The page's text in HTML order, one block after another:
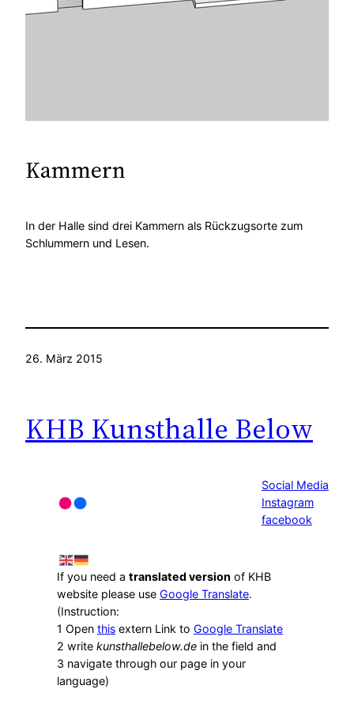
Kammern
In der Halle sind drei Kammern als Rückzugsorte zum
Schlummern und Lesen.
26. März 2015
KHB Kunsthalle Below
Social Media
Instagram
facebook
If you need a translated version of KHB
website please use Google Translate.
(Instruction:
1 Open this extern Link to Google Translate
2 write kunsthallebelow.de in the field and
3 navigate through our page in your
language)